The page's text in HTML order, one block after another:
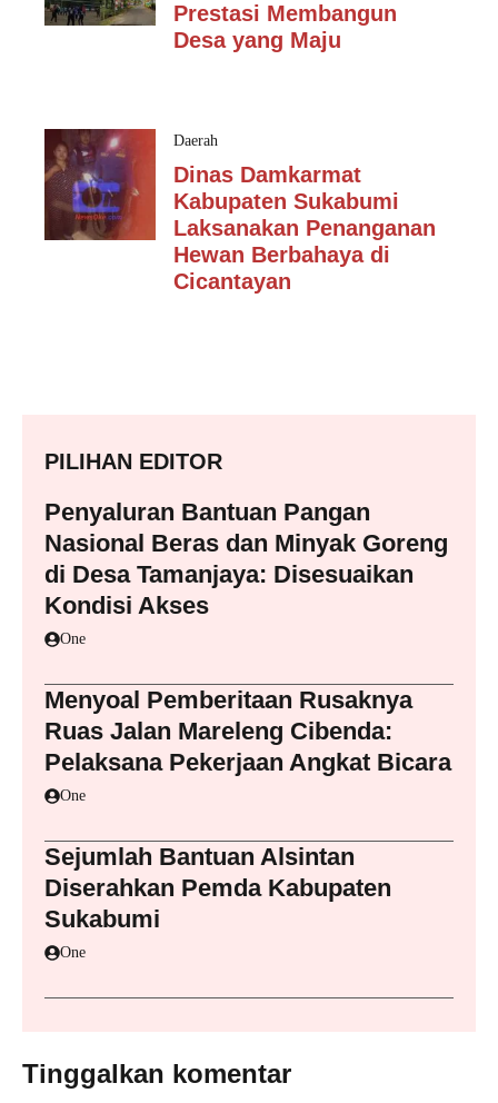
Prestasi Membangun
Desa yang Maju
Daerah
Dinas Damkarmat
Kabupaten Sukabumi
Laksanakan Penanganan
Hewan Berbahaya di
Cicantayan
PILIHAN EDITOR
Penyaluran Bantuan Pangan
Nasional Beras dan Minyak Goreng
di Desa Tamanjaya: Disesuaikan
Kondisi Akses
One
Menyoal Pemberitaan Rusaknya
Ruas Jalan Mareleng Cibenda:
Pelaksana Pekerjaan Angkat Bicara
One
Sejumlah Bantuan Alsintan
Diserahkan Pemda Kabupaten
Sukabumi
One
Tinggalkan komentar